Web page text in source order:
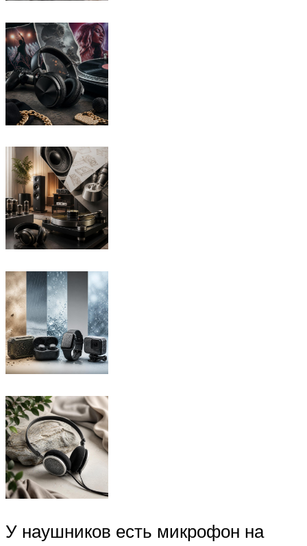
У наушников есть микрофон на